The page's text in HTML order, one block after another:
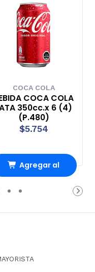
COCA COLA
COCA COLA
350cc.x 6 (4)
(P.480)
$5.754
Agregar al